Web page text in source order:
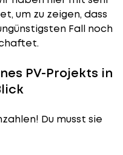
um zu zeigen, dass
Fall noch
PV-Projekts in
Du musst sie